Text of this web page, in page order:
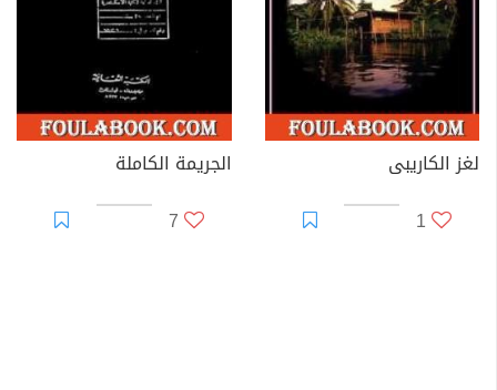
لغز الكاريبى
1
الجريمة الكاملة
7